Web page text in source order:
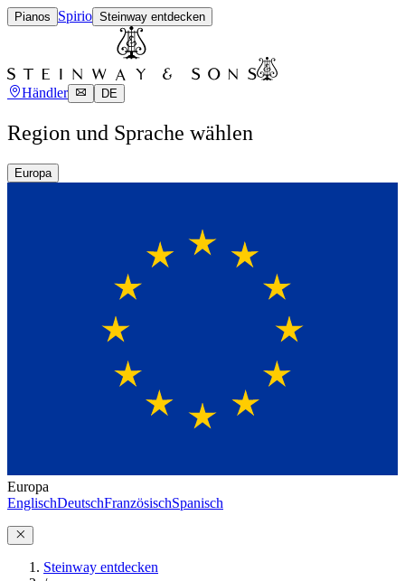
Pianos Spirio Steinway entdecken
Händler DE
Region und Sprache wählen
Europa
Europa
EnglischDeutschFranzösischSpanisch
Steinway entdecken